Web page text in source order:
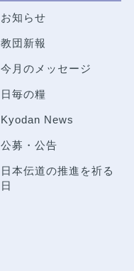
お知らせ
教団新報
今月のメッセージ
日毎の糧
Kyodan News
公募・公告
日本伝道の推進を祈る
日